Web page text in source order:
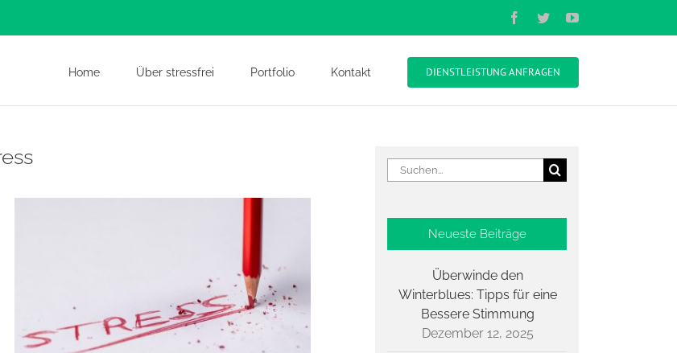
Facebook
TwitterYouTube
Home Über stressfrei Portfolio Kontakt DIENSTLEISTUNG ANFRAGEN
Suche
nach:
Neueste Beiträge
Überwinde den
Winterblues: Tipps für eine
Bessere Stimmung
Dezember 12, 2025